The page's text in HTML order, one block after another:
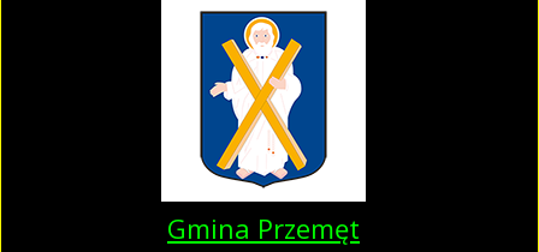
Gmina Przemęt